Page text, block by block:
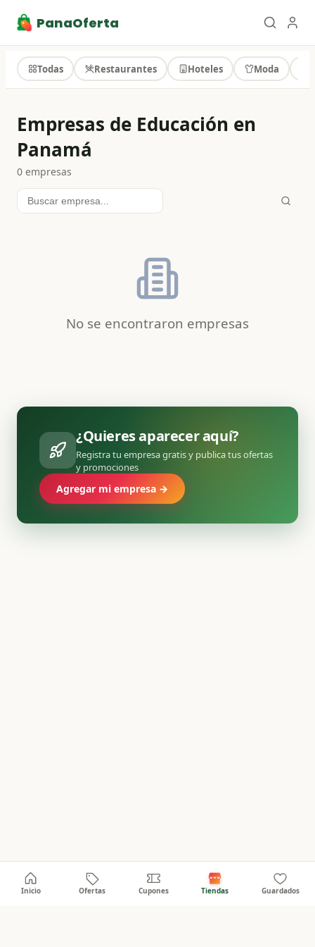
PanaOferta
Inicio Ofertas Cupones Tiendas Guardados
Todas Restaurantes Hoteles Moda
Empresas de Educación en
Panamá
0 empresas
No se encontraron empresas
¿Quieres aparecer aquí?
Registra tu empresa gratis y publica tus ofertas
y promociones
Agregar mi empresa →